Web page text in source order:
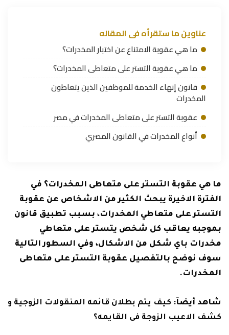
عناوين ما ستقرأه فى المقاله
ما هي عقوبة الامتناع عن اختبار المخدرات؟
ما هي عقوبة التستر على متعاطى المخدرات؟
قانون إنهاء الخدمة للموظفين الذين يتعاطون
المخدرات
عقوبة التستر على متعاطى المخدرات في مصر
أنواع المخدرات في القانون المصري
ما هي عقوبة التستر على متعاطى المخدرات؟ في
الفترة الاخيرة يبحث الكثير من الاشخاص عن عقوبة
التستر على متعاطي المخدرات، بسبب تطبيق قانون
بموجبه يعاقب كل شخص يتستر على متعاطي
مخدرات باي شكل من الاشكال، وفي السطور التالية
سوف نوضح بالتفصيل عقوبة التستر على متعاطى
المخدرات.
شاهد أيضآ: كيف يتم بطلان قائمه المنقولات الزوجية و
كشف الاعيب الزوجة فى القايمه؟